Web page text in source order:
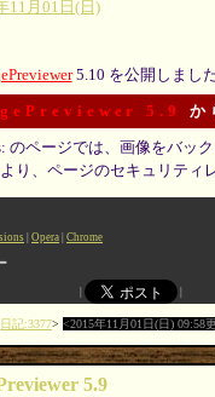
11月01日(日)
5.10 を公開しました
5.9 か
のページでは、画像をバッ
り、ページのセキュリティ
Opera Chrome
日記:3377 2015年11月01日(日) 09:58
5.9